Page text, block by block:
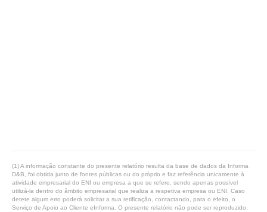
(1) A informação constante do presente relatório resulta da base de dados da Informa
D&B, foi obtida junto de fontes públicas ou do próprio e faz referência unicamente à
atividade empresarial do ENI ou empresa a que se refere, sendo apenas possível
utilizá-la dentro do âmbito empresarial que realiza a respetiva empresa ou ENI. Caso
detete algum erro poderá solicitar a sua retificação, contactando, para o efeito, o
Serviço de Apoio ao Cliente eInforma. O presente relatório não pode ser reproduzido,